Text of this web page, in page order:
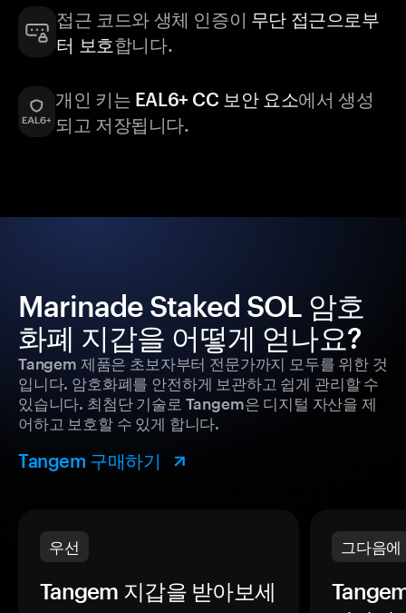
접근 코드와 생체 인증이 무단 접근으로부
터 보호합니다.
개인 키는 EAL6+ CC 보안 요소에서 생성
되고 저장됩니다.
Marinade Staked SOL 암호
화폐 지갑을 어떻게 얻나요?
Tangem 제품은 초보자부터 전문가까지 모두를 위한 것
입니다. 암호화폐를 안전하게 보관하고 쉽게 관리할 수
있습니다. 최첨단 기술로 Tangem은 디지털 자산을 제
어하고 보호할 수 있게 합니다.
Tangem 구매하기
우선
Tangem 지갑을 받아보세
그다음에